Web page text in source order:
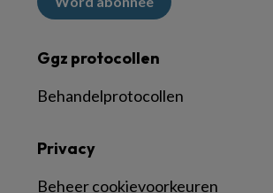
Ggz protocollen
Behandelprotocollen
Privacy
Beheer cookievoorkeuren